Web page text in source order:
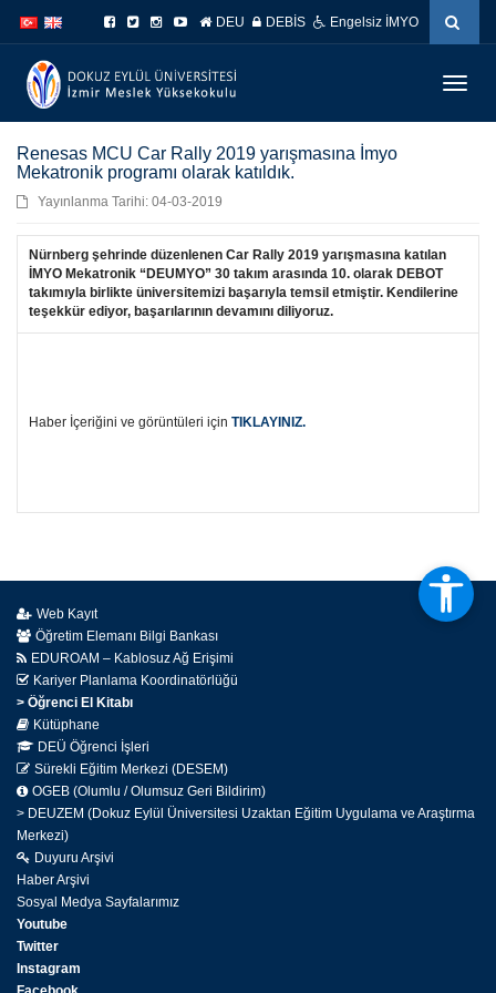
atla
atla
DEU DEBİS Engelsiz İMYO
Renesas MCU Car Rally 2019 yarışmasına İmyo
Mekatronik programı olarak katıldık.
Yayınlanma Tarihi: 04-03-2019
Nürnberg şehrinde düzenlenen Car Rally 2019 yarışmasına katılan
İMYO Mekatronik “DEUMYO” 30 takım arasında 10. olarak DEBOT
takımıyla birlikte üniversitemizi başarıyla temsil etmiştir. Kendilerine
teşekkür ediyor, başarılarının devamını diliyoruz.
Haber İçeriğini ve görüntüleri için TIKLAYINIZ.
Web Kayıt
Öğretim Elemanı Bilgi Bankası
EDUROAM – Kablosuz Ağ Erişimi
Kariyer Planlama Koordinatörlüğü
> Öğrenci El Kitabı
Kütüphane
DEÜ Öğrenci İşleri
Sürekli Eğitim Merkezi (DESEM)
OGEB (Olumlu / Olumsuz Geri Bildirim)
> DEUZEM (Dokuz Eylül Üniversitesi Uzaktan Eğitim Uygulama ve Araştırma
Merkezi)
Duyuru Arşivi
Haber Arşivi
Sosyal Medya Sayfalarımız
Youtube
Twitter
Instagram